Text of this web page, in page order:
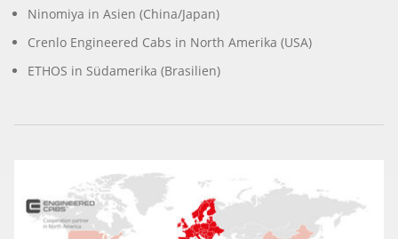
Ninomiya in Asien (China/Japan)
Crenlo Engineered Cabs in North Amerika (USA)
ETHOS in Südamerika (Brasilien)